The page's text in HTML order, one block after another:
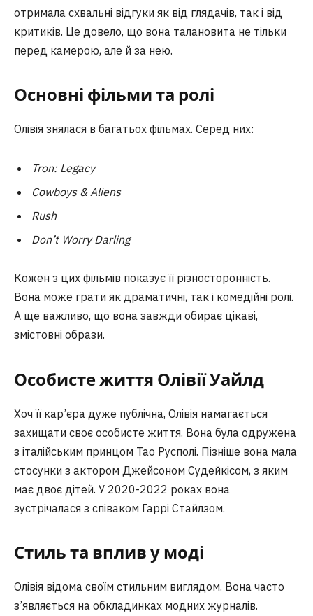
отримала схвальні відгуки як від глядачів, так і від
критиків. Це довело, що вона талановита не тільки
перед камерою, але й за нею.
Основні фільми та ролі
Олівія знялася в багатьох фільмах. Серед них:
Tron: Legacy
Cowboys & Aliens
Rush
Don’t Worry Darling
Кожен з цих фільмів показує її різносторонність.
Вона може грати як драматичні, так і комедійні ролі.
А ще важливо, що вона завжди обирає цікаві,
змістовні образи.
Особисте життя Олівії Уайлд
Хоч її кар’єра дуже публічна, Олівія намагається
захищати своє особисте життя. Вона була одружена
з італійським принцом Тао Русполі. Пізніше вона мала
стосунки з актором Джейсоном Судейкісом, з яким
має двоє дітей. У 2020-2022 роках вона
зустрічалася з співаком Гаррі Стайлзом.
Стиль та вплив у моді
Олівія відома своїм стильним виглядом. Вона часто
з’являється на обкладинках модних журналів.